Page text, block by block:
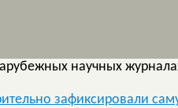
научных
зафиксировали